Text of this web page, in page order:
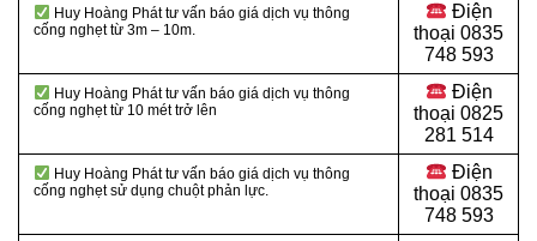
Huy Hoàng Phát tư vấn báo giá dịch vụ thông
cống nghẹt từ 3m – 10m.
Điện
thoại 0835
748 593
Huy Hoàng Phát tư vấn báo giá dịch vụ thông
cống nghẹt từ 10 mét trở lên
Điện
thoại 0825
281 514
Huy Hoàng Phát tư vấn báo giá dịch vụ thông
cống nghẹt sử dụng chuột phản lực.
Điện
thoại 0835
748 593